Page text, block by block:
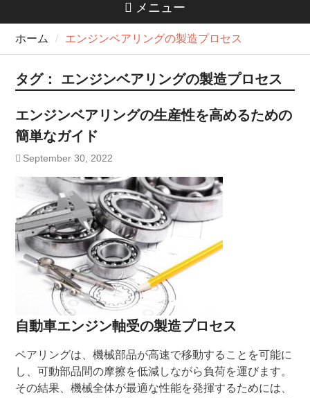
メニュー
ホーム エンジンベアリングの製造プロセス
タグ： エンジンベアリングの製造プロセス
エンジンベアリングの生産性を高めるための
簡単なガイド
September 30, 2022
自動車エンジン軸受の製造プロセス
ベアリングは、機械部品が高速で移動することを可能に
し、可動部品間の摩擦を低減しながら負荷を運びます。
その結果、機械全体が最適な性能を発揮するためには、